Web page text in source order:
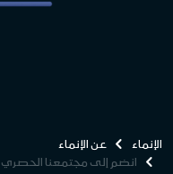
الإنماء
عن الإنماء
انضم إلى مجتمعنا الحصري